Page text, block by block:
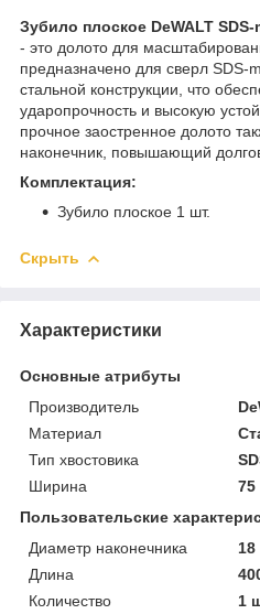
Зубило плоское DeWALT
- это долото для
предназначено для сверл SDS-
стальной конструкции, что
ударопрочность и высокую
прочное заостренное долото
наконечник, повышающий
Комплектация:
Зубило плоское 1 шт.
Скрыть
Характеристики
Основные атрибуты
Производитель
Материал
Тип хвостовика
Ширина
Пользовательские
Диаметр наконечника
Длина
Количество
1